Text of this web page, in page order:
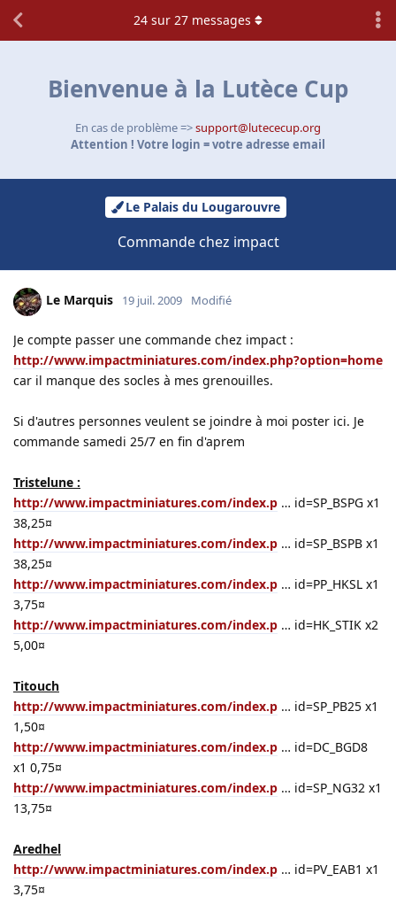
Bienvenue à la Lutèce Cup
En cas de problème =>support@lutececup.org
Attention ! Votre login = votre adresse email
Le Palais du Lougarouvre
Commande chez impact
24 sur 27 messages
Le Marquis 19 juil. 2009 Modifié
Je compte passer une commande chez impact :
http://www.impactminiatures.com/index.php?option=home
car il manque des socles à mes grenouilles.
Si d'autres personnes veulent se joindre à moi poster ici. Je
commande samedi 25/7 en fin d'aprem
Tristelune :
http://www.impactminiatures.com/index.p … id=SP_BSPG x1
38,25¤
http://www.impactminiatures.com/index.p … id=SP_BSPB x1
38,25¤
http://www.impactminiatures.com/index.p … id=PP_HKSL x1
3,75¤
http://www.impactminiatures.com/index.p … id=HK_STIK x2
5,00¤
Titouch
http://www.impactminiatures.com/index.p … id=SP_PB25 x1
1,50¤
http://www.impactminiatures.com/index.p … id=DC_BGD8
x1 0,75¤
http://www.impactminiatures.com/index.p … id=SP_NG32 x1
13,75¤
Aredhel
http://www.impactminiatures.com/index.p … id=PV_EAB1 x1
3,75¤